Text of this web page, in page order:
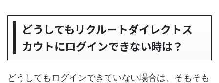
どうしてもリクルートダイレクトス
カウトにログインできない時は？
どうしてもログインできていない場合は、そもそも